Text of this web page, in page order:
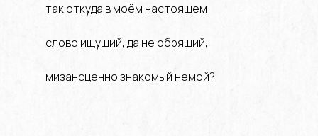
так откуда в моём настоящем
слово ищущий, да не обрящий,
мизансценно знакомый немой?